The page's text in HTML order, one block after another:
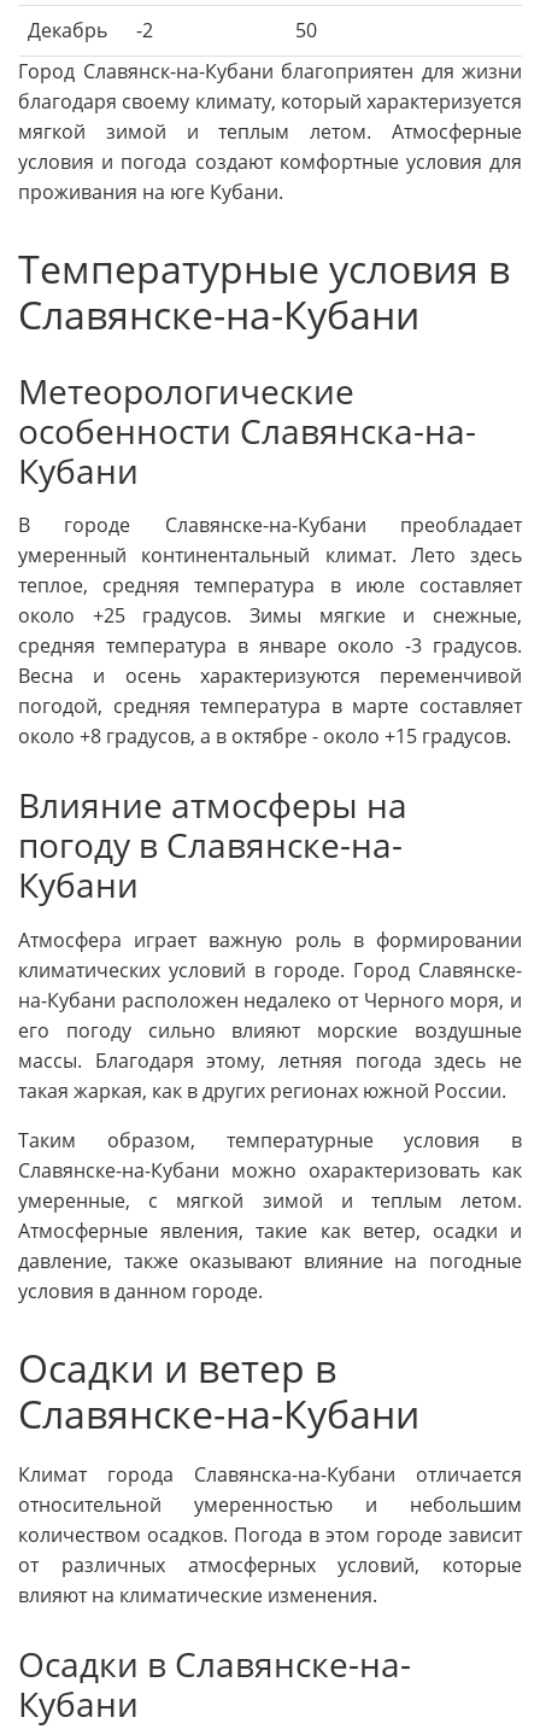
Декабрь -2
50
Город Славянск-на-Кубани благоприятен для жизни
благодаря своему климату, который характеризуется
мягкой зимой и теплым летом. Атмосферные
условия и погода создают комфортные условия для
проживания на юге Кубани.
Температурные условия в
Славянске-на-Кубани
Метеорологические
особенности Славянска-на-
Кубани
В городе Славянске-на-Кубани преобладает
умеренный континентальный климат. Лето здесь
теплое, средняя температура в июле составляет
около +25 градусов. Зимы мягкие и снежные,
средняя температура в январе около -3 градусов.
Весна и осень характеризуются переменчивой
погодой, средняя температура в марте составляет
около +8 градусов, а в октябре - около +15 градусов.
Влияние атмосферы на
погоду в Славянске-на-
Кубани
Атмосфера играет важную роль в формировании
климатических условий в городе. Город Славянске-
на-Кубани расположен недалеко от Черного моря, и
его погоду сильно влияют морские воздушные
массы. Благодаря этому, летняя погода здесь не
такая жаркая, как в других регионах южной России.
Таким образом, температурные условия в
Славянске-на-Кубани можно охарактеризовать как
умеренные, с мягкой зимой и теплым летом.
Атмосферные явления, такие как ветер, осадки и
давление, также оказывают влияние на погодные
условия в данном городе.
Осадки и ветер в
Славянске-на-Кубани
Климат города Славянска-на-Кубани отличается
относительной умеренностью и небольшим
количеством осадков. Погода в этом городе зависит
от различных атмосферных условий, которые
влияют на климатические изменения.
Осадки в Славянске-на-
Кубани